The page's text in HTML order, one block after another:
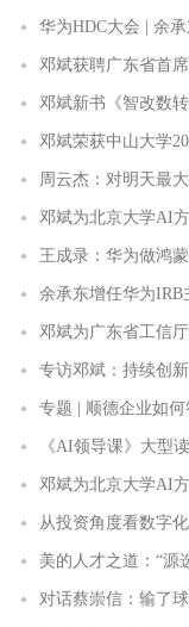
华为HDC大会 | 余
邓斌获聘广东省首
邓斌新书《智改数
邓斌荣获中山大学
周云杰：对明天最
邓斌为北京大学AI
王成录：华为做鸿
余承东增任华为IRB
邓斌为广东省工信
专访邓斌：持续创
专题 | 顺德企业如何
《AI领导课》大型
邓斌为北京大学AI
从投资角度看数字
美的人才之道：“源
对话蔡崇信：输了